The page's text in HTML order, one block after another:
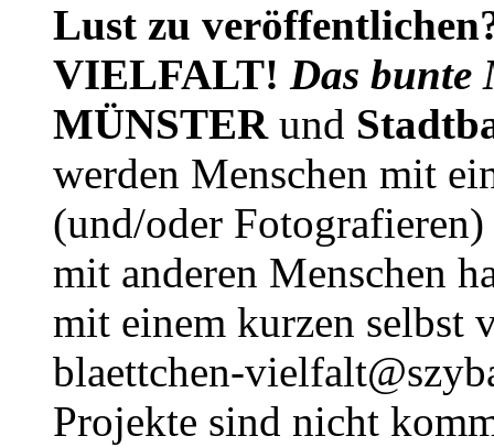
Lust zu
VIELFALT! Das bunte
MÜNSTERund
werden Menschen mit
(und/oder
mit anderen Menschen
mit einem kurzen selbst
blaettchen-
Projekte sind nicht